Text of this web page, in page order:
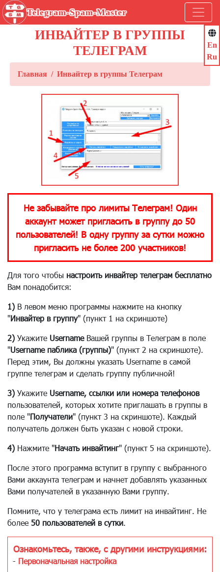
Telegram-Spam-Master
En
Ru
ИНВАЙТЕР В ГРУППЫ
ТЕЛЕГРАМ
Главная Инвайтер в группы Телеграм
Не забывайте про лимиты Телеграм! Один
аккаунт может пригласить в группу до 50
пользователей! В одну группу за сутки можно
пригласить не более 200 участников!
Для того чтобы настроить инвайтер телеграм бесплатно
Вам понадобится:
1) В левом меню программы нажмите на кнопку
"Инвайтер в группу" (пункт 1 на скриншоте)
2) Укажите UsernameВашей группы в Телеграм в поле
"Username паблика (группы)" (пункт 2 на скриншоте).
Перед этим, Вы должны указать Username в самой
группе телеграм и сделать группу публичной!
3) Укажите Username, ссылки или номера телефонов
пользователей, которых хотите приглашать в группы в
поле "Получатели" (пункт 3 на скриншоте). Каждый
получатель должен быть указан с новой строки.
4) Нажмите "Начать инвайтинг" (пункт 5 на скриншоте).
После этого программа вступит в группу с выбранного
Вами аккаунта телеграм и начнет добавлять указанных
Вами получателей в указанную Вами группу.
Помните, что у телеграма есть лимит на инвайтинг. Не
более 50 пользователей в сутки.
Ознакомьтесь, также, с другими инструкциями:
- Первоначальная настройка